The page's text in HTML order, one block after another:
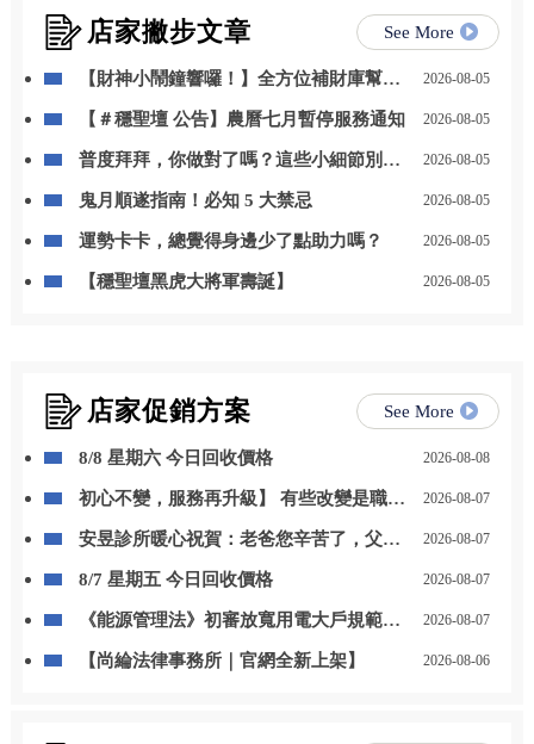
店家撇步文章 See More
【財神小鬧鐘響囉！】全方位補財庫幫你
2026-08-05
【＃穩聖壇 公告】農曆七月暫停服務通知 2026-08-05
普度拜拜，你做對了嗎？這些小細節別忽
2026-08-05
鬼月順遂指南！必知 5 大禁忌 2026-08-05
運勢卡卡，總覺得身邊少了點助力嗎？ 2026-08-05
【穩聖壇黑虎大將軍壽誕】 2026-08-05
店家促銷方案 See More
8/8 星期六 今日回收價格 2026-08-08
初心不變，服務再升級】 有些改變是職位
年 8 月 1 日起，我正式接任尚立汽車北台
2026-08-07
安昱診所暖心祝賀：老爸您辛苦了，父親
2026-08-07
8/7 星期五 今日回收價格 2026-08-07
《能源管理法》初審放寬用電大戶規範，
2026-08-07
【尚綸法律事務所｜官網全新上架】 2026-08-06